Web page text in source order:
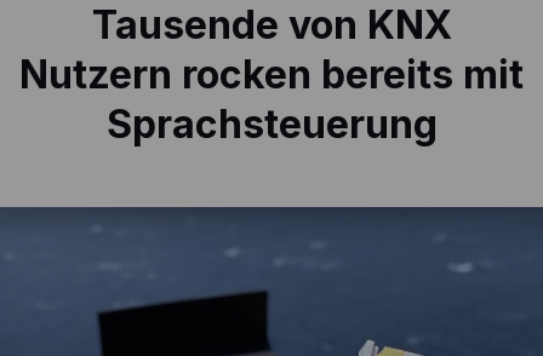
Tausende von KNX
Nutzern rocken bereits mit
Sprachsteuerung